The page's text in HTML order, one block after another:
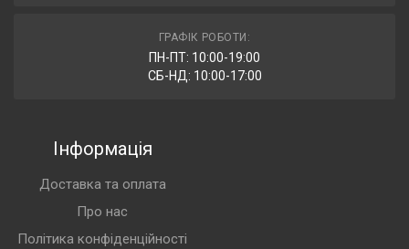
ГРАФІК РОБОТИ:
ПН-ПТ: 10:00-19:00
СБ-НД: 10:00-17:00
Інформація
Доставка та оплата
Про нас
Політика конфіденційності